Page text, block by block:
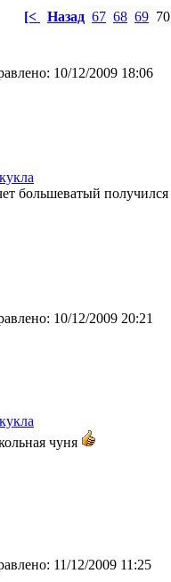
[< Назад 67 68 69 70
10/12/2009 18:06
большеватый получился
10/12/2009 20:21
чуня
11/12/2009 11:25